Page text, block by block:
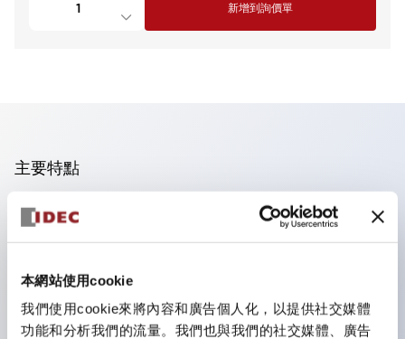
本網站使用cookie
我們使用cookie來將內容和廣告個人化，以提供社交媒體
功能和分析我們的流量。我們也與我們的社交媒體、廣告
新增到詢價單
主要特點
手指安全型螺絲端子。
保護等級為 IP20(IEC60529)（面板前為IP65）。
另具備鑰匙選擇開關，一體型指示燈，機種豐富！